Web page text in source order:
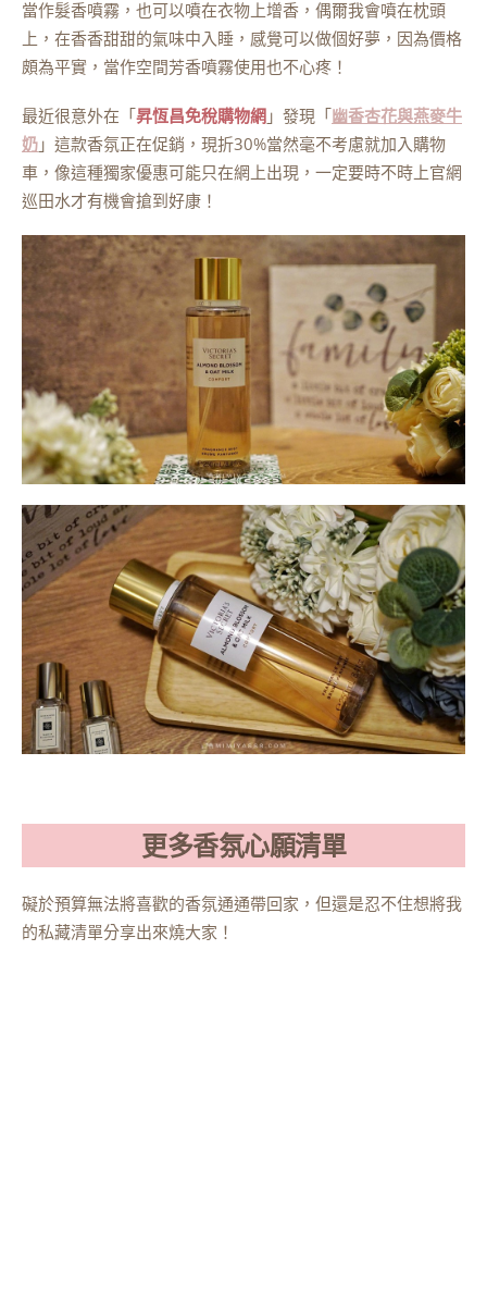
當作髮香噴霧，也可以噴在衣物上增香，偶爾我會噴在枕頭
上，在香香甜甜的氣味中入睡，感覺可以做個好夢，因為價格
頗為平實，當作空間芳香噴霧使用也不心疼！
最近很意外在「昇恆昌免稅購物網 」發現「幽香杏花與燕麥牛
奶 」這款香氛正在促銷，現折30%當然毫不考慮就加入購物
車，像這種獨家優惠可能只在網上出現，一定要時不時上官網
巡田水才有機會搶到好康！
更多香氛心願清單
礙於預算無法將喜歡的香氛通通帶回家，但還是忍不住想將我
的私藏清單分享出來燒大家！